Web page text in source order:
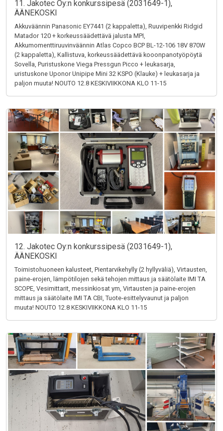
11. Jakotec Oy:n konkurssipesä (2031649-1),
ÄÄNEKOSKI
Akkuväännin Panasonic EY7441 (2 kappaletta), Ruuvipenkki Ridgid
Matador 120 + korkeussäädettävä jalusta MPI,
Akkumomenttiruuvinväännin Atlas Copco BCP BL-12-106 18V 870W
(2 kappaletta), Kallistuva, korkeussäädettävä kooonpanotyöpöytä
Sovella, Puristuskone Viega Pressgun Picco + leukasarja,
uristuskone Uponor Unipipe Mini 32 KSPO (Klauke) + leukasarja ja
paljon muuta! NOUTO 12.8 KESKIVIIKKONA KLO 11-15
12. Jakotec Oy:n konkurssipesä (2031649-1),
ÄÄNEKOSKI
Toimistohuoneen kalusteet, Pientarvikehylly (2 hyllyväliä), Virtausten,
paine-erojen, lämpötilojen sekä tehojen mittaus ja säätölaite IMI TA
SCOPE, Vesimittarit, messinkiosat ym, Virtausten ja paine-erojen
mittaus ja säätölaite IMI TA CBI, Tuote-esittelyvaunut ja paljon
muuta! NOUTO 12.8 KESKIVIIKKONA KLO 11-15